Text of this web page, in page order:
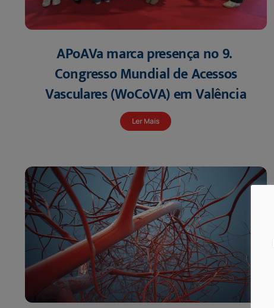
APoAVa marca presença no 9.º
Congresso Mundial de Acessos
Vasculares (WoCoVA) em Valência
Ler Mais